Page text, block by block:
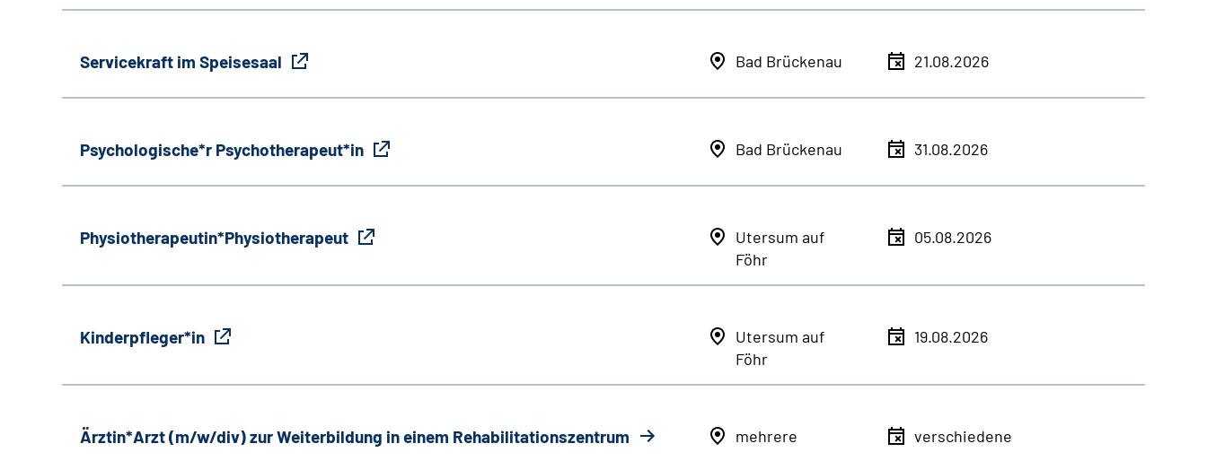
Servicekraft im Speisesaal Bad Brückenau 21.08.2026
Psychologische*r Psychotherapeut*in Bad Brückenau 31.08.2026
Physiotherapeutin*Physiotherapeut
Utersum auf
Föhr
05.08.2026
Kinderpfleger*in
Utersum auf
Föhr
19.08.2026
Ärztin*Arzt (m/w/div) zur Weiterbildung in einem Rehabilitationszentrum mehrere verschiedene